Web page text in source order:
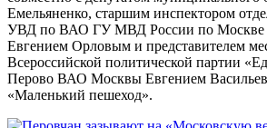
Емельяненко, старшим инспектором
УВД по ВАО ГУ МВД России по Москве
Евгением Орловым и представителем
Всероссийской политической партии
Перово ВАО Москвы Евгением
«Маленький пешеход».